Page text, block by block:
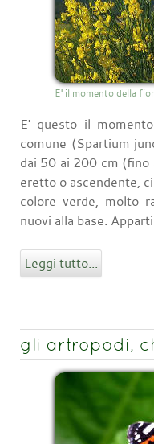
E' il momento della
E' questo il
comune (Spartium
dai 50 ai 200 cm (fino
eretto o ascendente,
colore verde, molto
nuovi alla base.
Leggi tutto...
gli artropodi,